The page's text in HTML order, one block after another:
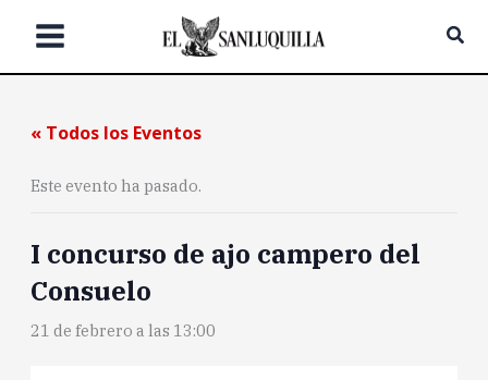
« Todos los Eventos
Este evento ha pasado.
I concurso de ajo campero del
Consuelo
21 de febrero a las 13:00